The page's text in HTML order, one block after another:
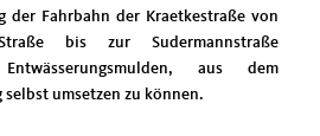
der Fahrbahn der Kraetkestraße von
bis zur Sudermannstraße
aus dem
umsetzen zu können.